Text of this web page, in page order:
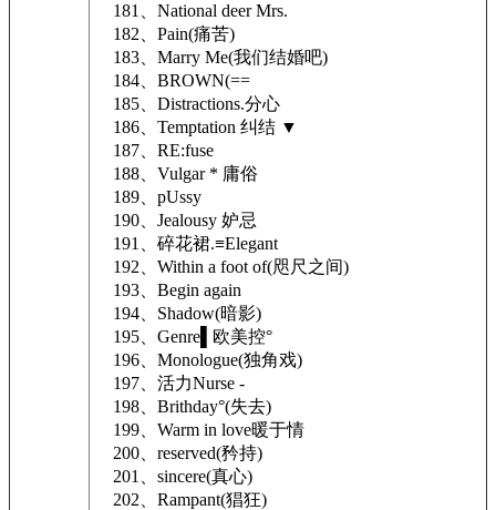
181、National deer Mrs.
182、Pain(痛苦)
183、Marry Me(我们结婚吧)
184、BROWN(==
185、Distractions.分心
186、Temptation 纠结 ▼
187、RE:fuse
188、Vulgar * 庸俗
189、pUssy
190、Jealousy 妒忌
191、碎花裙.≡Elegant
192、Within a foot of(咫尺之间)
193、Begin again
194、Shadow(暗影)
195、Genre▌欧美控°
196、Monologue(独角戏)
197、活力Nurse -
198、Brithday°(失去)
199、Warm in love暖于情
200、reserved(矜持)
201、sincere(真心)
202、Rampant(猖狂)